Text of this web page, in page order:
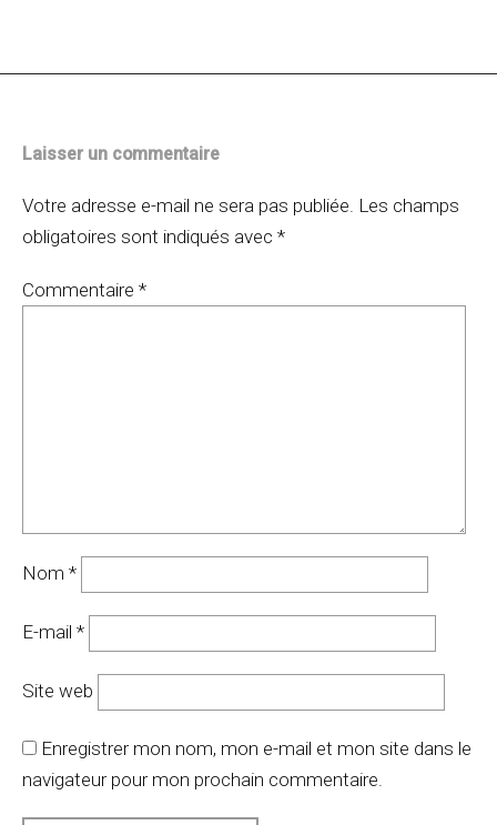
Laisser un commentaire
Votre adresse e-mail ne sera pas publiée. Les champs
obligatoires sont indiqués avec *
Commentaire *
Nom *
E-mail *
Site web
Enregistrer mon nom, mon e-mail et mon site dans le
navigateur pour mon prochain commentaire.